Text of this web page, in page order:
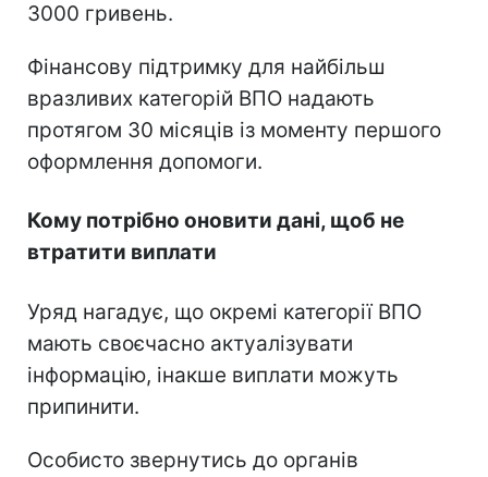
3000 гривень.
Фінансову підтримку для найбільш
вразливих категорій ВПО надають
протягом 30 місяців із моменту першого
оформлення допомоги.
Кому потрібно оновити дані, щоб не
втратити виплати
Уряд нагадує, що окремі категорії ВПО
мають своєчасно актуалізувати
інформацію, інакше виплати можуть
припинити.
Особисто звернутись до органів